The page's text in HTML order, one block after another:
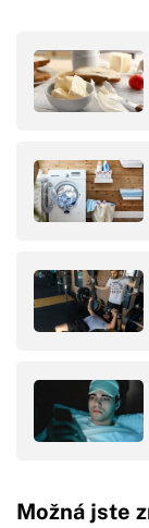
Možná jste